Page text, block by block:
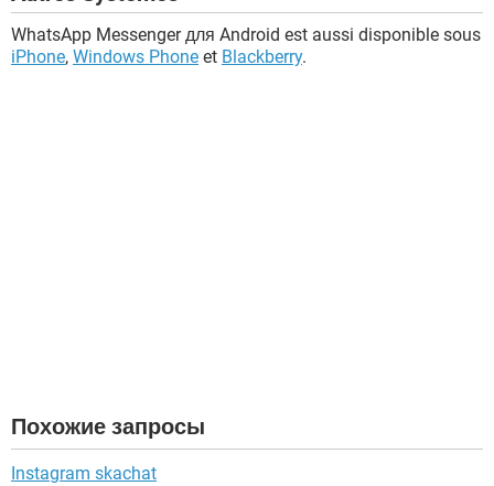
WhatsApp Messenger для Android est aussi disponible sous
iPhone, Windows Phone et Blackberry.
Похожие запросы
Instagram skachat